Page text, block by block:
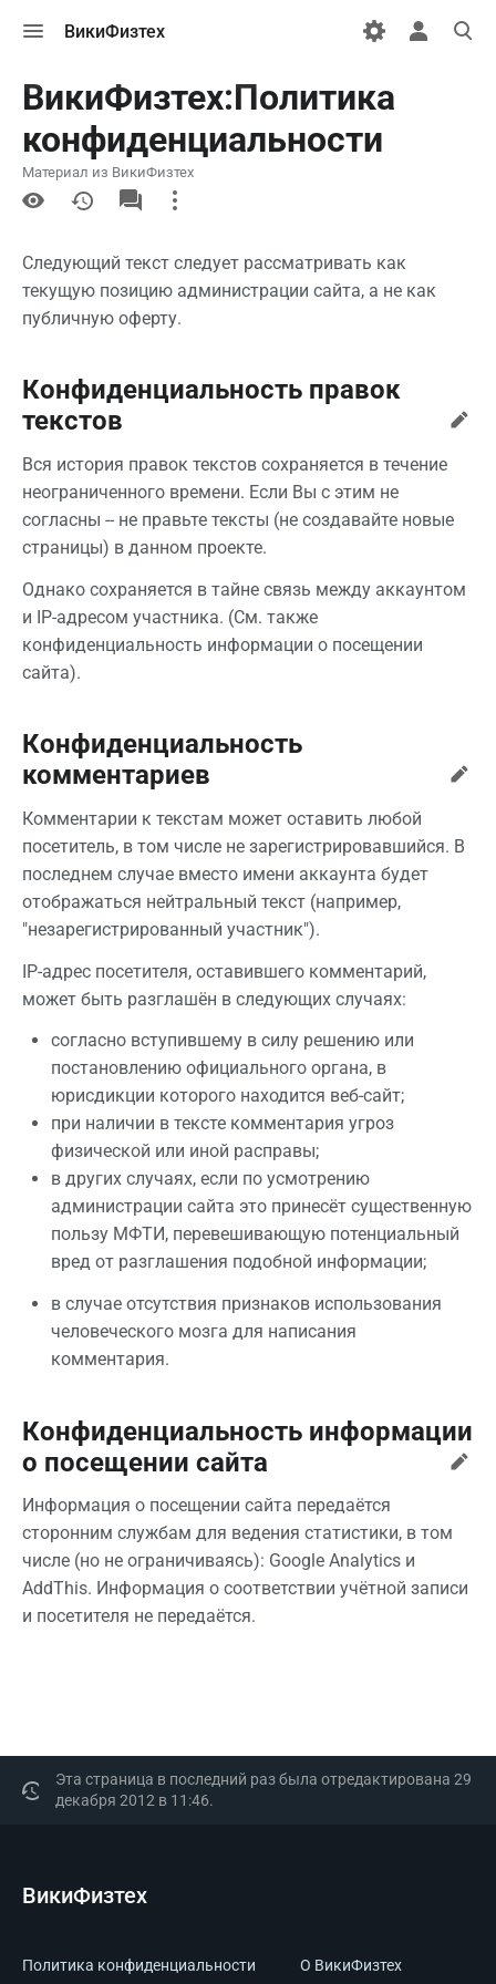
меню
ВикиФизтех
Открыть
поиск
ВикиФизтех:Политика
конфиденциальности
Материал из ВикиФизтех
More
actions
Следующий текст следует рассматривать как
текущую позицию администрации сайта, а не как
публичную оферту.
Конфиденциальность правок
текстов
Вся история правок текстов сохраняется в течение
неограниченного времени. Если Вы с этим не
согласны -- не правьте тексты (не создавайте новые
страницы) в данном проекте.
Однако сохраняется в тайне связь между аккаунтом
и IP-адресом участника. (См. также
конфиденциальность информации о посещении
сайта).
Конфиденциальность
комментариев
Комментарии к текстам может оставить любой
посетитель, в том числе не зарегистрировавшийся. В
последнем случае вместо имени аккаунта будет
отображаться нейтральный текст (например,
"незарегистрированный участник").
IP-адрес посетителя, оставившего комментарий,
может быть разглашён в следующих случаях:
согласно вступившему в силу решению или
постановлению официального органа, в
юрисдикции которого находится веб-сайт;
при наличии в тексте комментария угроз
физической или иной расправы;
в других случаях, если по усмотрению
администрации сайта это принесёт существенную
пользу МФТИ, перевешивающую потенциальный
вред от разглашения подобной информации;
в случае отсутствия признаков использования
человеческого мозга для написания
комментария.
Конфиденциальность информации
о посещении сайта
Информация о посещении сайта передаётся
сторонним службам для ведения статистики, в том
числе (но не ограничиваясь): Google Analytics и
AddThis. Информация о соответствии учётной записи
и посетителя не передаётся.
Эта страница в последний раз была отредактирована 29
декабря 2012 в 11:46.
ВикиФизтех
Политика конфиденциальности О ВикиФизтех